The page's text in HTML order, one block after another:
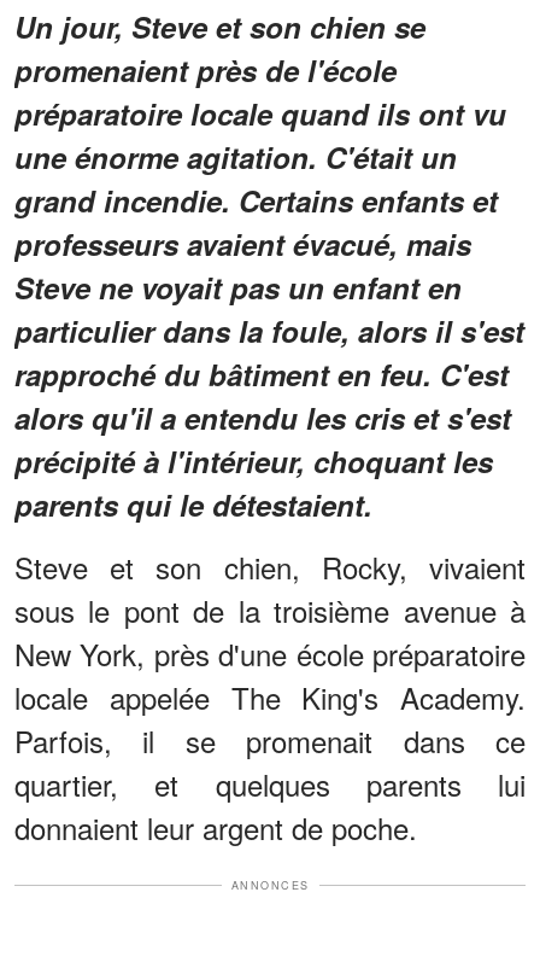
Un jour, Steve et son chien se
promenaient près de l'école
préparatoire locale quand ils ont vu
une énorme agitation. C'était un
grand incendie. Certains enfants et
professeurs avaient évacué, mais
Steve ne voyait pas un enfant en
particulier dans la foule, alors il s'est
rapproché du bâtiment en feu. C'est
alors qu'il a entendu les cris et s'est
précipité à l'intérieur, choquant les
parents qui le détestaient.
Steve et son chien, Rocky, vivaient
sous le pont de la troisième avenue à
New York, près d'une école préparatoire
locale appelée The King's Academy.
Parfois, il se promenait dans ce
quartier, et quelques parents lui
donnaient leur argent de poche.
ANNONCES